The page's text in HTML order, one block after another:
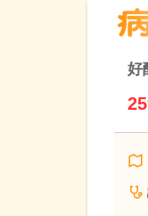
好